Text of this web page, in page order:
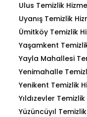
Ulus Temizlik
Uyanış Temizlik
Ümitköy Temizlik
Yaşamkent
Yayla Mahallesi
Yenimahalle
Yenikent Temizlik
Yıldızevler
Yüzüncüyıl